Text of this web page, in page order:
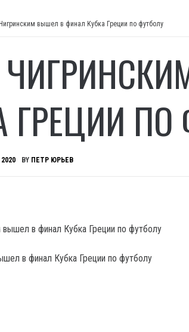
вышел в финал Кубка Греции по футболу
ГРЕЦИИ ПО
BY ПЕТР ЮРЬЕВ
в финал Кубка Греции по футболу